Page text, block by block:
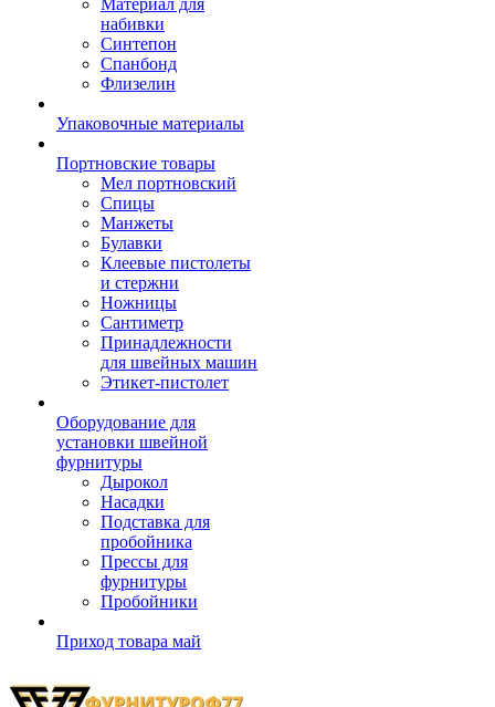
Материал для
набивки
Синтепон
Спанбонд
Флизелин
Упаковочные материалы
Портновские товары
Мел портновский
Спицы
Манжеты
Булавки
Клеевые пистолеты
и стержни
Ножницы
Сантиметр
Принадлежности
для швейных машин
Этикет-пистолет
Оборудование для
установки швейной
фурнитуры
Дырокол
Насадки
Подставка для
пробойника
Прессы для
фурнитуры
Пробойники
Приход товара май